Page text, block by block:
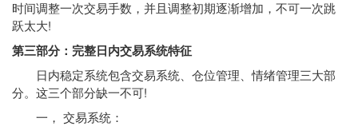
时间调整一次交易手数，并且调整初期逐渐增加，不可一次跳
跃太大!
第三部分：完整日内交易系统特征
日内稳定系统包含交易系统、仓位管理、情绪管理三大部
分。这三个部分缺一不可!
一， 交易系统：